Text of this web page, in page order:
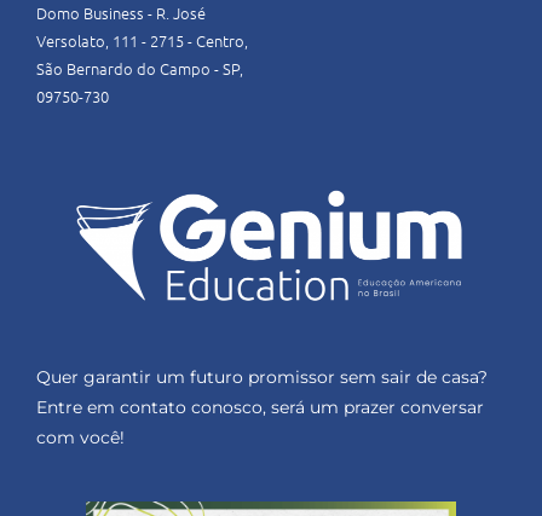
Domo Business - R. José
Versolato, 111 - 2715 - Centro,
São Bernardo do Campo - SP,
09750-730
Quer garantir um futuro promissor sem sair de casa?
Entre em contato conosco, será um prazer conversar
com você!